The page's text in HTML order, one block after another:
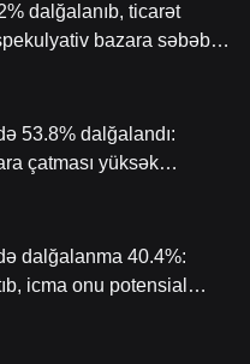
dalğalanıb, ticarət
bazara səbəb
53.8% dalğalandı:
çatması yüksək
dalğalanma 40.4%:
icma onu potensial